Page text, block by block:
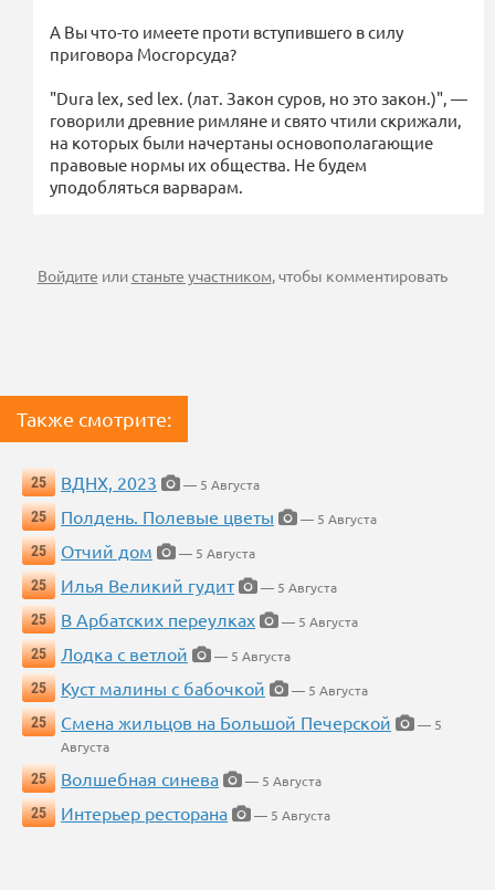
А Вы что-то имеете проти вступившего в силу
приговора Мосгорсуда?
"Dura lex, sed lex. (лат. Закон суров, но это закон.)", —
го­ворили древние римляне и свято чти­ли скрижали,
на которых были начер­таны основополагающие
право­вые нормы их общества. Не будем
уподобляться варварам.
Войдите илистаньте участником, чтобы комментировать
Также смотрите:
25 ВДНХ, 2023
— 5 Августа
25
Полдень. Полевые цветы
— 5 Августа
25
Отчий дом
— 5 Августа
25
Илья Великий гудит
— 5 Августа
25
В Арбатских переулках
— 5 Августа
25
Лодка с ветлой
— 5 Августа
25
Куст малины с бабочкой
— 5 Августа
25
Смена жильцов на Большой Печерской
— 5
Августа
25
Волшебная синева
— 5 Августа
25
Интерьер ресторана — 5 Августа